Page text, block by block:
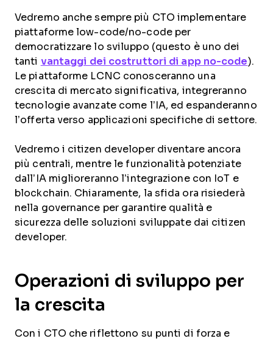
Vedremo anche sempre più CTO implementare
piattaforme low-code/no-code per
democratizzare lo sviluppo (questo è uno dei
tanti vantaggi dei costruttori di app no-code).
Le piattaforme LCNC conosceranno una
crescita di mercato significativa, integreranno
tecnologie avanzate come l’IA, ed espanderanno
l’offerta verso applicazioni specifiche di settore.
Vedremo i citizen developer diventare ancora
più centrali, mentre le funzionalità potenziate
dall’IA miglioreranno l’integrazione con IoT e
blockchain. Chiaramente, la sfida ora risiederà
nella governance per garantire qualità e
sicurezza delle soluzioni sviluppate dai citizen
developer.
Operazioni di sviluppo per
la crescita
Con i CTO che riflettono su punti di forza e